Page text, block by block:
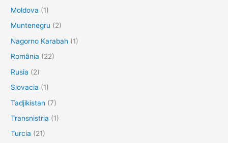
Moldova (1)
Muntenegru (2)
Nagorno Karabah (1)
România (22)
Rusia (2)
Slovacia (1)
Tadjikistan (7)
Transnistria (1)
Turcia (21)